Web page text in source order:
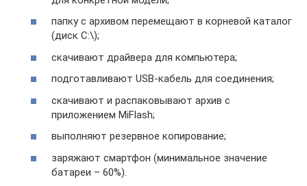
папку с архивом перемещают в корневой каталог
(диск C:\);
скачивают драйвера для компьютера;
подготавливают USB-кабель для соединения;
скачивают и распаковывают архив с
приложением MiFlash;
выполняют резервное копирование;
заряжают смартфон (минимальное значение
батареи – 60%).